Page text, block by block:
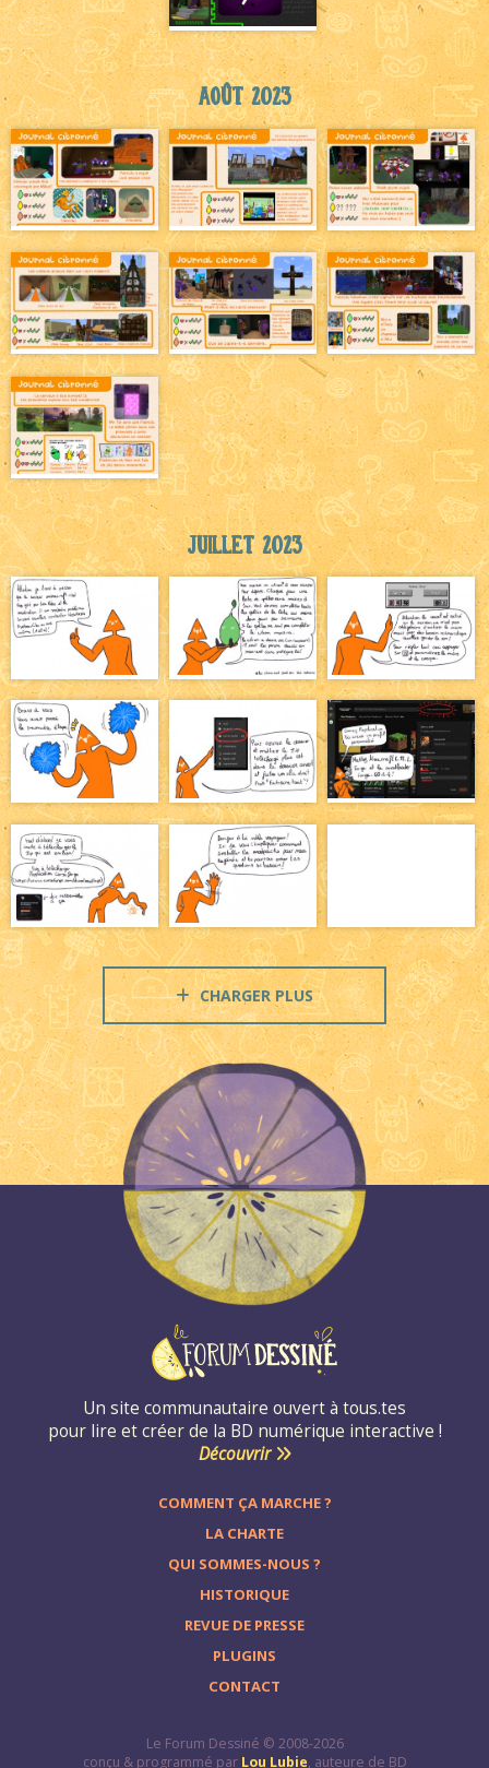
Août 2023
Juillet 2023
CHARGER PLUS
Un site communautaire ouvert à tous.tes
pour lire et créer de la BD numérique interactive !
Découvrir
COMMENT ÇA MARCHE ?
LA CHARTE
QUI SOMMES-NOUS ?
HISTORIQUE
REVUE DE PRESSE
PLUGINS
CONTACT
Le Forum Dessiné © 2008-2026
conçu & programmé par Lou Lubie, auteure de BD